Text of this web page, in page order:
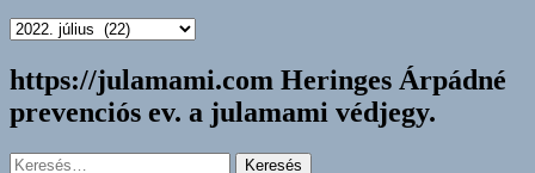
2011.04.13.
Heringes
Árpádné
a
JULAMAMI
védjegy.
https://julamami.com Heringes Árpádné
prevenciós ev. a julamami védjegy.
Keresés: